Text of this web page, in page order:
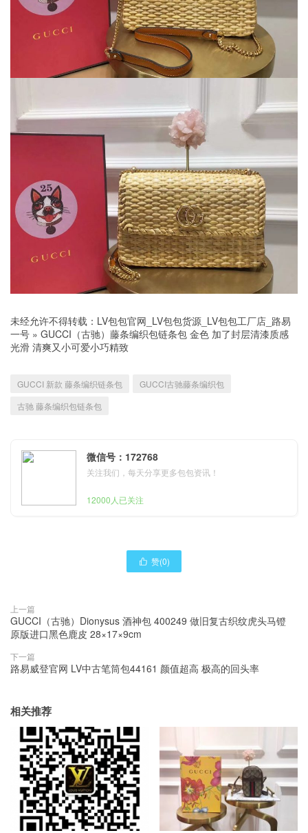
未经允许不得转载： LV包包官网_LV包包货源_LV包包工厂店_路易
一号 » GUCCI（古驰）藤条编织包链条包 金色 加了封层清漆质感
光滑 清爽又小可爱小巧精致
GUCCI 新款 藤条编织链条包
GUCCI古驰藤条编织包
古驰 藤条编织包链条包
微信号：172768
关注我们，每天分享更多包包资讯！
12000人已关注
 赞(0)
上一篇
GUCCI（古驰）Dionysus 酒神包 400249 做旧复古织纹虎头马镫
原版进口黑色鹿皮 28×17×9cm
下一篇
路易威登官网 LV中古笔筒包44161 颜值超高 极高的回头率
相关推荐